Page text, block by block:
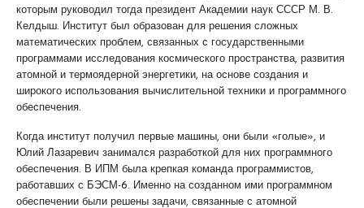
которым руководил тогда президент Академии наук СССР М. В.
Келдыш. Институт был образован для решения сложных
математических проблем, связанных с государственными
программами исследования космического пространства, развития
атомной и термоядерной энергетики, на основе создания и
широкого использования вычислительной техники и программного
обеспечения.
Когда институт получил первые машины, они были «голые», и
Юлий Лазаревич занимался разработкой для них программного
обеспечения. В ИПМ была крепкая команда программистов,
работавших с БЭСМ-6. Именно на созданном ими программном
обеспечении были решены задачи, связанные с атомной